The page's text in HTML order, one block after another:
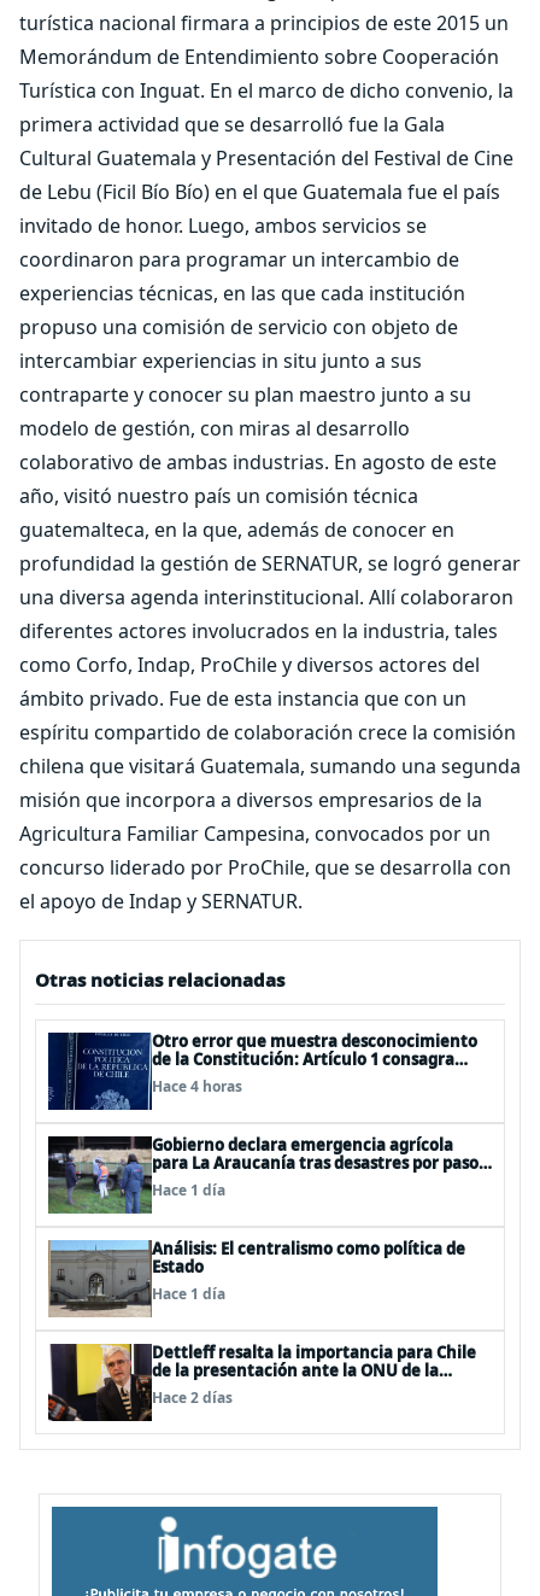
turística nacional firmara a principios de este 2015 un
Memorándum de Entendimiento sobre Cooperación
Turística con Inguat. En el marco de dicho convenio, la
primera actividad que se desarrolló fue la Gala
Cultural Guatemala y Presentación del Festival de Cine
de Lebu (Ficil Bío Bío) en el que Guatemala fue el país
invitado de honor. Luego, ambos servicios se
coordinaron para programar un intercambio de
experiencias técnicas, en las que cada institución
propuso una comisión de servicio con objeto de
intercambiar experiencias in situ junto a sus
contraparte y conocer su plan maestro junto a su
modelo de gestión, con miras al desarrollo
colaborativo de ambas industrias. En agosto de este
año, visitó nuestro país un comisión técnica
guatemalteca, en la que, además de conocer en
profundidad la gestión de SERNATUR, se logró generar
una diversa agenda interinstitucional. Allí colaboraron
diferentes actores involucrados en la industria, tales
como Corfo, Indap, ProChile y diversos actores del
ámbito privado. Fue de esta instancia que con un
espíritu compartido de colaboración crece la comisión
chilena que visitará Guatemala, sumando una segunda
misión que incorpora a diversos empresarios de la
Agricultura Familiar Campesina, convocados por un
concurso liderado por ProChile, que se desarrolla con
el apoyo de Indap y SERNATUR.
Otras noticias relacionadas
Otro error que muestra desconocimiento
de la Constitución: Artículo 1 consagra
resguardar la seguridad nacional y
proteger a los ciudadanos
Hace 4 horas
Gobierno declara emergencia agrícola
para La Araucanía tras desastres por pasos
de sistemas frontales
Hace 1 día
Análisis: El centralismo como política de
Estado
Hace 1 día
Dettleff resalta la importancia para Chile
de la presentación ante la ONU de la
Plataforma Continental Extendida del
Archipiélago Juan Fernández
Hace 2 días